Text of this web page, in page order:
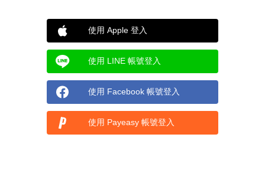
使用 Apple 登入
使用 LINE 帳號登入
使用 Facebook 帳號登入
使用 Payeasy 帳號登入